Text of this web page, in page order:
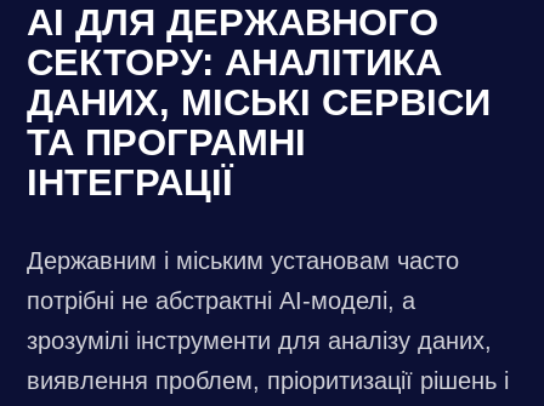
AI ДЛЯ ДЕРЖАВНОГО
СЕКТОРУ: АНАЛІТИКА
ДАНИХ, МІСЬКІ СЕРВІСИ
ТА ПРОГРАМНІ
ІНТЕГРАЦІЇ
Державним і міським установам часто
потрібні не абстрактні AI-моделі, а
зрозумілі інструменти для аналізу даних,
виявлення проблем, пріоритизації рішень і